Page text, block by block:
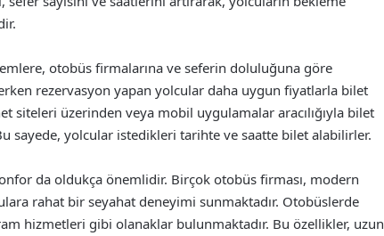
otobüs firmalarına ve seferin doluluğuna göre
rezervasyon yapan yolcular daha uygun fiyatlarla bilet
siteleri üzerinden veya mobil uygulamalar aracılığıyla bilet
sayede, yolcular istedikleri tarihte ve saatte bilet alabilirler.
da oldukça önemlidir. Birçok otobüs firması, modern
rahat bir seyahat deneyimi sunmaktadır. Otobüslerde
hizmetleri gibi olanaklar bulunmaktadır. Bu özellikler, uzun